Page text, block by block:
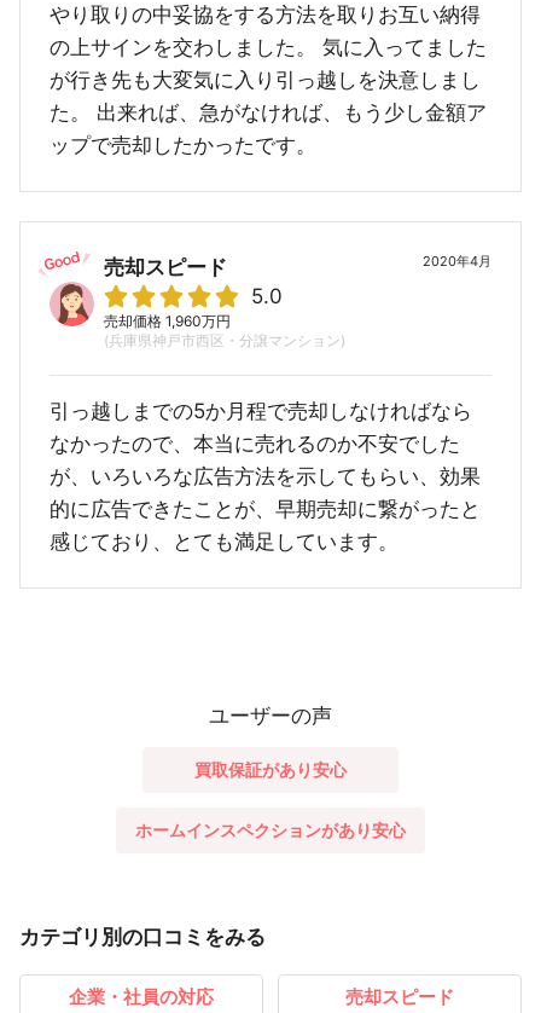
やり取りの中妥協をする方法を取りお互い納得
の上サインを交わしました。 気に入ってました
が行き先も大変気に入り引っ越しを決意しまし
た。 出来れば、急がなければ、もう少し金額ア
ップで売却したかったです。
2020年4月
売却スピード
5.0
売却価格 1,960万円
(兵庫県神戸市西区・分譲マンション)
引っ越しまでの5か月程で売却しなければなら
なかったので、本当に売れるのか不安でした
が、いろいろな広告方法を示してもらい、効果
的に広告できたことが、早期売却に繋がったと
感じており、とても満足しています。
ユーザーの声
買取保証があり安心
ホームインスペクションがあり安心
カテゴリ別の口コミをみる
企業・社員の対応 売却スピード